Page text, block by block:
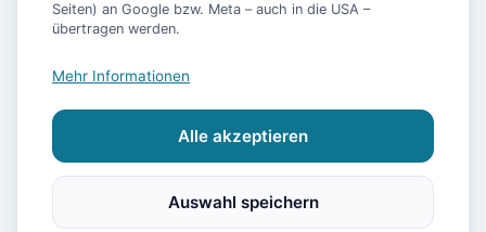
Waschmaschine Trockner
Kaffeemaschine Gefrierfach
Seiten) an Google bzw. Meta – auch in die USA –
übertragen werden.
Mehr Informationen
Alle akzeptieren
Auswahl speichern